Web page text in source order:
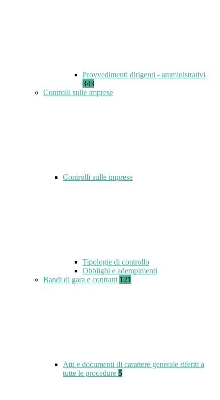
Provvedimenti dirigenti - amministrativi
343
Controlli sulle imprese
Controlli sulle imprese
Tipologie di controllo
Obblighi e adempimenti
Bandi di gara e contratti 121
Atti e documenti di carattere generale riferiti a
tutte le procedure 5